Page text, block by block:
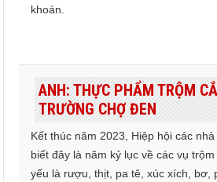
khoán.
ANH: THỰC PHẨM TRỘM
TRƯỜNG CHỢ ĐEN
Kết thúc năm 2023, Hiệp hội các
biết đây là năm kỷ lục về các vụ
yếu là rượu, thịt, pa tê, xúc xích, bơ,